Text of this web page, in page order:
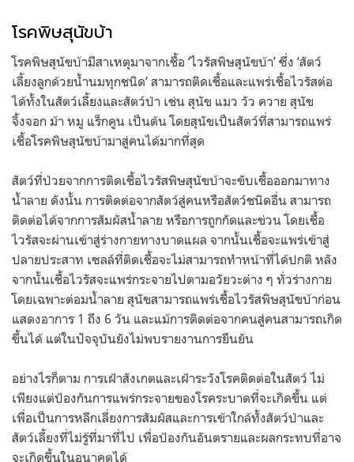
โรคพิษสุนัขบ้า
โรคพิษสุนัขบ้ามีสาเหตุมาจากเชื้อ ‘ไวรัสพิษสุนัขบ้า’ ซึ่ง ‘สัตว์
เลี้ยงลูกด้วยน้ำนมทุกชนิด’ สามารถติดเชื้อและแพร่เชื้อไวรัสต่อ
ได้ทั้งในสัตว์เลี้ยงและสัตว์ป่า เช่น สุนัข แมว วัว ควาย สุนัข
จิ้งจอก ม้า หมู แร็กคูน เป็นต้น โดยสุนัขเป็นสัตว์ที่สามารถแพร่
เชื้อโรคพิษสุนัขบ้ามาสู่คนได้มากที่สุด
สัตว์ที่ป่วยจากการติดเชื้อไวรัสพิษสุนัขบ้าจะขับเชื้อออกมาทาง
น้ำลาย ดังนั้น การติดต่อจากสัตว์สู่คนหรือสัตว์ชนิดอื่น สามารถ
ติดต่อได้จากการสัมผัสน้ำลาย หรือการถูกกัดและข่วน โดยเชื้อ
ไวรัสจะผ่านเข้าสู่ร่างกายทางบาดแผล จากนั้นเชื้อจะแพร่เข้าสู่
ปลายประสาท เซลล์ที่ติดเชื้อจะไม่สามารถทำหน้าที่ได้ปกติ หลัง
จากนั้นเชื้อไวรัสจะแพร่กระจายไปตามอวัยวะต่าง ๆ ทั่วร่างกาย
โดยเฉพาะต่อมน้ำลาย สุนัขสามารถแพร่เชื้อไวรัสพิษสุนัขบ้าก่อน
แสดงอาการ 1 ถึง 6 วัน และแม้การติดต่อจากคนสู่คนสามารถเกิด
ขึ้นได้ แต่ในปัจจุบันยังไม่พบรายงานการยืนยัน
อย่างไรก็ตาม การเฝ้าสังเกตและเฝ้าระวังโรคติดต่อในสัตว์ ไม่
เพียงแต่ป้องกันการแพร่กระจายของโรคระบาดที่จะเกิดขึ้น แต่
เพื่อเป็นการหลีกเลี่ยงการสัมผัสและการเข้าใกล้ทั้งสัตว์ป่าและ
สัตว์เลี้ยงที่ไม่รู้ที่มาที่ไป เพื่อป้องกันอันตรายและผลกระทบที่อาจ
จะเกิดขึ้นในอนาคตได้